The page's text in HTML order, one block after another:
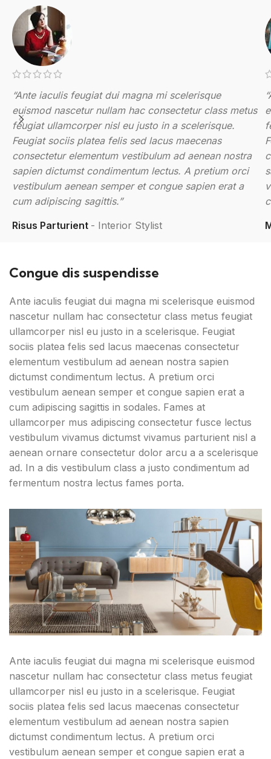
“Ante iaculis feugiat dui magna mi scelerisque
euismod nascetur nullam hac consectetur class metus
feugiat ullamcorper nisl eu justo in a scelerisque.
Feugiat sociis platea felis sed lacus maecenas
consectetur elementum vestibulum ad aenean nostra
sapien dictumst condimentum lectus. A pretium orci
vestibulum aenean semper et congue sapien erat a
cum adipiscing sagittis.”
Risus Parturient
Interior Stylist
Congue dis suspendisse
Ante iaculis feugiat dui magna mi scelerisque euismod
nascetur nullam hac consectetur class metus feugiat
ullamcorper nisl eu justo in a scelerisque. Feugiat
sociis platea felis sed lacus maecenas consectetur
elementum vestibulum ad aenean nostra sapien
dictumst condimentum lectus. A pretium orci
vestibulum aenean semper et congue sapien erat a
cum adipiscing sagittis in sodales. Fames at
ullamcorper mus adipiscing consectetur fusce lectus
vestibulum vivamus dictumst vivamus parturient nisl a
aenean ornare consectetur dolor arcu a a scelerisque
ad. In a dis vestibulum class a justo condimentum ad
fermentum nostra lectus fames porta.
Ante iaculis feugiat dui magna mi scelerisque euismod
nascetur nullam hac consectetur class metus feugiat
ullamcorper nisl eu justo in a scelerisque. Feugiat
sociis platea felis sed lacus maecenas consectetur
elementum vestibulum ad aenean nostra sapien
dictumst condimentum lectus. A pretium orci
vestibulum aenean semper et congue sapien erat a